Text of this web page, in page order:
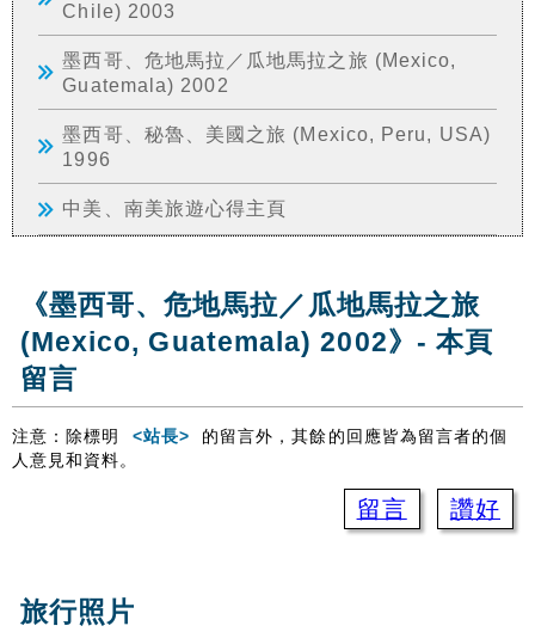
Chile) 2003
墨西哥、危地馬拉／瓜地馬拉之旅 (Mexico,
Guatemala) 2002
墨西哥、秘魯、美國之旅 (Mexico, Peru, USA)
1996
中美、南美旅遊心得主頁
《墨西哥、危地馬拉／瓜地馬拉之旅
(Mexico, Guatemala) 2002》- 本頁
留言
注意：除標明 <站長>
的留言外，其餘的回應皆為留言者的個
人意見和資料。
留言 讚好
旅行照片